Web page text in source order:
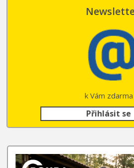
k Vám zdarma
Přihlásit se